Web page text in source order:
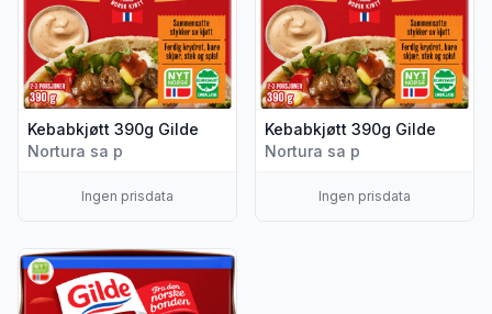
Kebabkjøtt 390g Gilde
Nortura sa p
Ingen prisdata
Kebabkjøtt 390g Gilde
Nortura sa p
Ingen prisdata
Vis flere detaljer for produktet "Gyroskjøtt Krydret 390g